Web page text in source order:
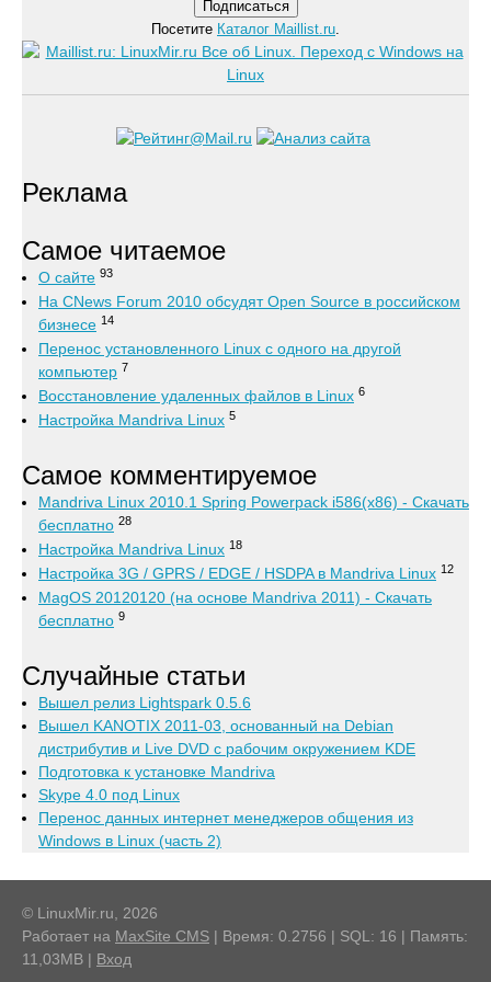
Посетите Каталог Maillist.ru.
Реклама
Самое читаемое
О сайте 93
На CNews Forum 2010 обсудят Open Source в российском
бизнесе 14
Перенос установленного Linux с одного на другой
компьютер 7
Восстановление удаленных файлов в Linux 6
Настройка Mandriva Linux 5
Самое комментируемое
Mandriva Linux 2010.1 Spring Powerpack i586(x86) - Скачать
бесплатно 28
Настройка Mandriva Linux 18
Настройка 3G / GPRS / EDGE / HSDPA в Mandriva Linux 12
MagOS 20120120 (на основе Mandriva 2011) - Скачать
бесплатно 9
Случайные статьи
Вышел релиз Lightspark 0.5.6
Вышел KANOTIX 2011-03, основанный на Debian
дистрибутив и Live DVD с рабочим окружением KDE
Подготовка к установке Mandriva
Skype 4.0 под Linux
Перенос данных интернет менеджеров общения из
Windows в Linux (часть 2)
© LinuxMir.ru, 2026
Работает на MaxSite CMS | Время: 0.2756 | SQL: 16 | Память:
11,03MB | Вход